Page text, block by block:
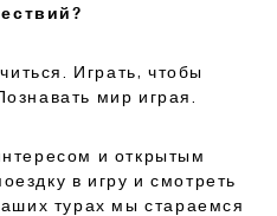
Играть, чтобы
мир играя.
и открытым
в игру и смотреть
турах мы стараемся